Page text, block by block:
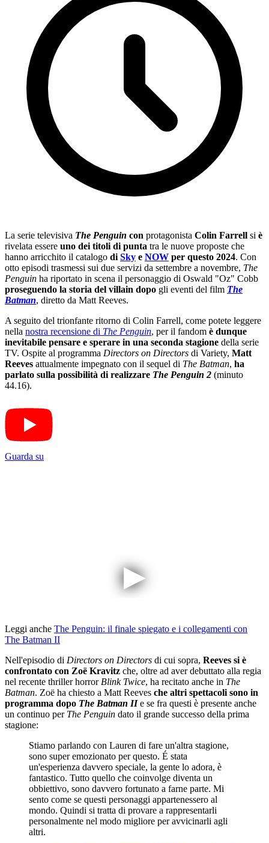
La serie televisiva The Penguin con protagonista Colin Farrell si è
rivelata essere uno dei titoli di punta tra le nuove proposte che
hanno arricchito il catalogo di Sky e NOW per questo 2024. Con
otto episodi trasmessi sui due servizi da settembre a novembre, The
Penguin ha riportato in scena il personaggio di Oswald "Oz" Cobb
proseguendo la storia del villain dopo gli eventi del film The
Batman, diretto da Matt Reeves.
A seguito del trionfante ritorno di Colin Farrell, come potete leggere
nella nostra recensione di The Penguin, per il fandom è dunque
inevitabile pensare e sperare in una seconda stagione della serie
TV. Ospite al programma Directors on Directors di Variety, Matt
Reeves attualmente impegnato con il sequel di The Batman, ha
parlato sulla possibilità di realizzare The Penguin 2 (minuto
44.16).
Guarda su
Leggi anche The Penguin: il finale spiegato e i collegamenti con
The Batman II
Nell'episodio di Directors on Directors di cui sopra, Reeves si è
confrontato con Zoë Kravitz che, oltre ad aver debuttato alla regia
nel recente thriller horror Blink Twice, ha recitato anche in The
Batman. Zoë ha chiesto a Matt Reeves che altri spettacoli sono in
programma dopo The Batman IIe se fra questi è presente anche
un continuo per The Penguin dato il grande successo della prima
stagione:
Stiamo parlando con Lauren di fare un'altra stagione,
sono super emozionato per questo. É stata
un'esperienza davvero speciale, la gente lo adora, è
fantastico. Tutto quello che coinvolge diventa un
obbiettivo, sono davvero fortunato a farne parte. Mi
sento come se questi personaggi appartenessero al
mondo. Quindi si tratta di provare a rappresentarli
personalmente nel modo migliore per avvicinarli agli
altri.